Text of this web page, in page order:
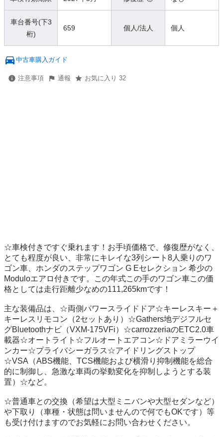
車台番号(下3
桁)
659 個人/法人 個人
中古車購入ガイド
注意事項 通報 お気に入り 32
☆車検付きですぐ乗れます！お手頃価格で、修復歴がなく、
とても程度が良い、非常にキレイな3列シート8人乗りのワ
ゴン車、ホンダのステップワゴン G Eセレクション 希少の
Moduloエアロ付きです。この年式この手のワゴン車この価
格としては走行距離少なめの111,265kmです！
主な装備品は、☆両側パワースライドドア☆キーレスキー＋
キーレスリモコン（2セットあり）☆Gathers地デジフルセ
グBluetoothナビ（VXM-175VFi）☆carrozzeriaのETC2.0車
載器☆オートライト☆フルオートエアコン☆ドアミラーウイ
ンカー☆プライバシーガラス☆アイドリングストップ
☆VSA（ABS機能、TCS機能および横滑り抑制機能を総合
的に制御し、急激な車両の挙動変化を抑制しようとする装
置）☆など。
☆普通車との交換（希望は大型ミニバンや大型セダンなど）
や下取り（車種・状態は問いませんので何でもOKです）等
も受け付けますのでお気軽にお問い合わせください。